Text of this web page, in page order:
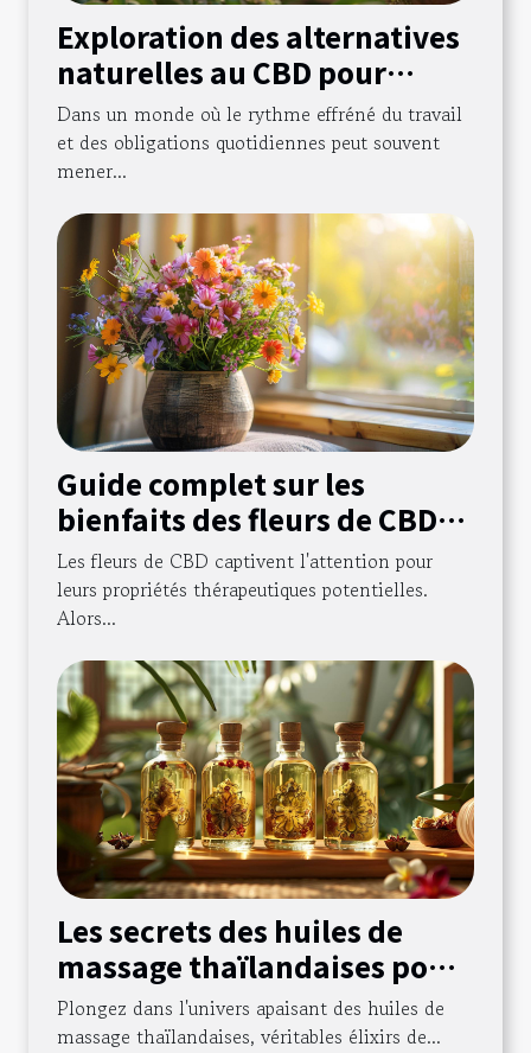
Exploration des alternatives
naturelles au CBD pour
réduire le stress au travail
Dans un monde où le rythme effréné du travail
et des obligations quotidiennes peut souvent
mener...
Guide complet sur les
bienfaits des fleurs de CBD
pour la santé
Les fleurs de CBD captivent l'attention pour
leurs propriétés thérapeutiques potentielles.
Alors...
Les secrets des huiles de
massage thaïlandaises pour
la détente
Plongez dans l'univers apaisant des huiles de
massage thaïlandaises, véritables élixirs de...